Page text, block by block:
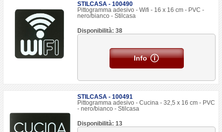
STILCASA - 100490
Pittogramma adesivo - Wifi - 16 x 16 cm - PVC -
nero/bianco - Stilcasa
Disponibilità: 38
Info
STILCASA - 100491
Pittogramma adesivo - Cucina - 32,5 x 16 cm - PVC
- nero/bianco - Stilcasa
Disponibilità: 13